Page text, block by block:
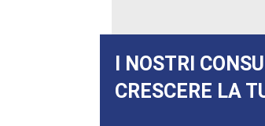
I NOSTRI
CRESCERE LA